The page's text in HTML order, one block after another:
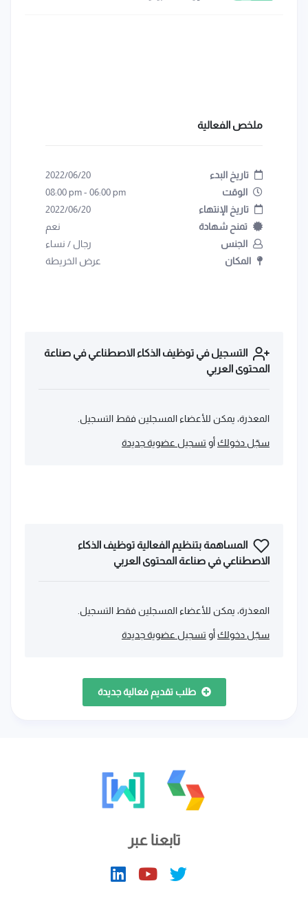
ملخص الفعالية
تاريخ البدء
2022/06/20
الوقت
06:00 pm
-
08:00 pm
تاريخ الإنتهاء
2022/06/20
تمنح شهادة
نعم
الجنس
رجال / نساء
المكان
عرض الخريطة
التسجيل في توظيف الذكاء الاصطناعي في صناعة
المحتوى العربي
المعذرة، يمكن للأعضاء المسجلين فقط التسجيل.
سجّل دخولك أو تسجيل عضوية جديدة
المساهمة بتنظيم الفعالية توظيف الذكاء
الاصطناعي في صناعة المحتوى العربي
المعذرة، يمكن للأعضاء المسجلين فقط التسجيل.
سجّل دخولك أو تسجيل عضوية جديدة
طلب تقديم فعالية جديدة
تابعنا عبر